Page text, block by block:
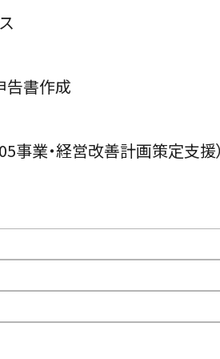
告書作成
事業・経営改善計画策定支援